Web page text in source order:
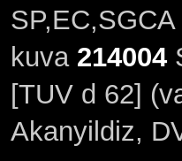
kuva 214004
[TUV d 62]
Akanyildiz,